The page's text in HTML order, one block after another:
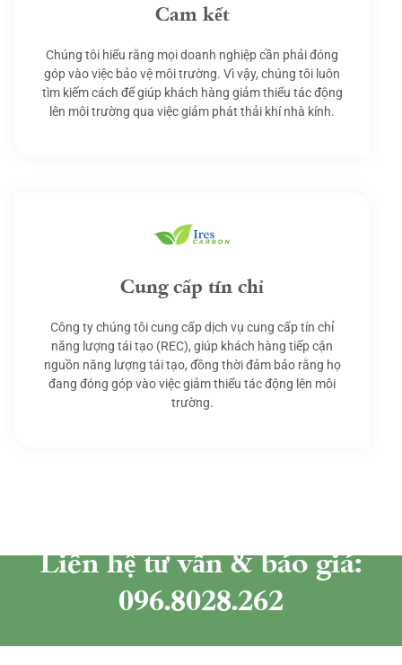
Cam kết
Chúng tôi hiểu rằng mọi doanh nghiệp cần phải đóng
góp vào việc bảo vệ môi trường. Vì vậy, chúng tôi luôn
tìm kiếm cách để giúp khách hàng giảm thiểu tác động
lên môi trường qua việc giảm phát thải khí nhà kính.
Cung cấp tín chỉ
Công ty chúng tôi cung cấp dịch vụ cung cấp tín chỉ
năng lượng tái tạo (REC), giúp khách hàng tiếp cận
nguồn năng lượng tái tạo, đồng thời đảm bảo rằng họ
đang đóng góp vào việc giảm thiểu tác động lên môi
trường.
Liên hệ tư vấn & báo giá:
096.8028.262